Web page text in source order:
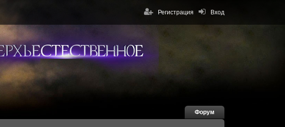
Вход
Регистрация
Форум